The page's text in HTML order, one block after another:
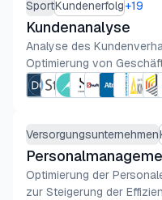
SportKundenerfolg+19
Kundenanalyse
Analyse des
Optimierung von
Versorgungsunternehmen
Optimierung der
zur Steigerung der